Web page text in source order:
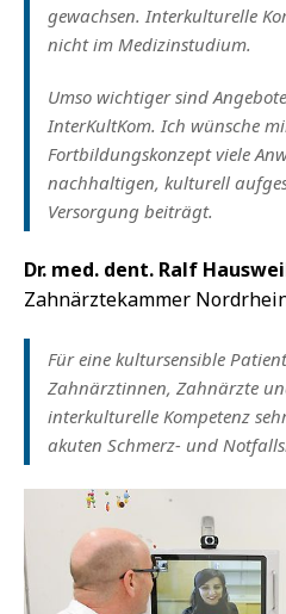
gewachsen. Interkulturelle
nicht im Medizinstudium.
Umso wichtiger sind
InterKultKom. Ich wünsche
Fortbildungskonzept viele
nachhaltigen, kulturell
Versorgung beiträgt.
Dr. med. dent. Ralf
Zahnärztekammer
Für eine kultursensible
Zahnärztinnen, Zahnärzte
interkulturelle Kompetenz
akuten Schmerz- und